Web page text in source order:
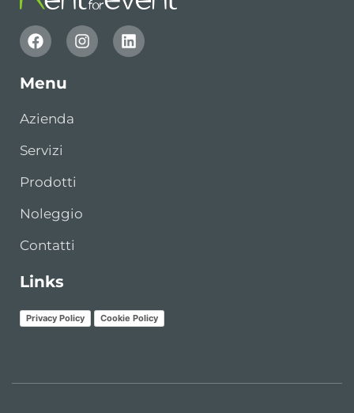
Menu
Azienda
Servizi
Prodotti
Noleggio
Contatti
Links
Privacy Policy Cookie Policy